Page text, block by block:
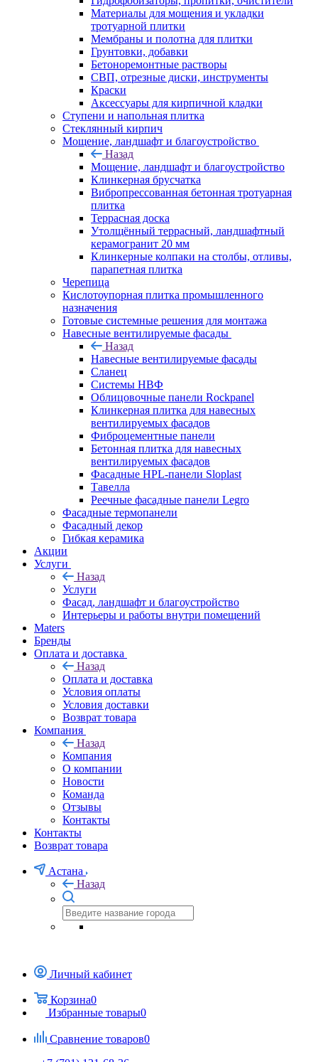
Материалы для мощения и укладки
тротуарной плитки
Мембраны и полотна для плитки
Грунтовки, добавки
Бетоноремонтные растворы
СВП, отрезные диски, инструменты
Краски
Аксессуары для кирпичной кладки
Ступени и напольная плитка
Cтеклянный кирпич
Мощение, ландшафт и благоустройство
Назад
Мощение, ландшафт и благоустройство
Клинкерная брусчатка
Вибропрессованная бетонная тротуарная
плитка
Террасная доска
Утолщённый террасный, ландшафтный
керамогранит 20 мм
Клинкерные колпаки на столбы, отливы,
парапетная плитка
Черепица
Кислотоупорная плитка промышленного
назначения
Готовые системные решения для монтажа
Навесные вентилируемые фасады
Назад
Навесные вентилируемые фасады
Сланец
Системы НВФ
Облицовочные панели Rockpanel
Клинкерная плитка для навесных
вентилируемых фасадов
Фиброцементные панели
Бетонная плитка для навесных
вентилируемых фасадов
Фасадные HPL-панели Sloplast
Тавелла
Реечные фасадные панели Legro
Фасадные термопанели
Фасадный декор
Гибкая керамика
Акции
Услуги
Назад
Услуги
Фасад, ландшафт и благоустройство
Интерьеры и работы внутри помещений
Maters
Бренды
Оплата и доставка
Назад
Оплата и доставка
Условия оплаты
Условия доставки
Возврат товара
Компания
Назад
Компания
О компании
Новости
Команда
Отзывы
Контакты
Контакты
Возврат товара
Астана
Назад
Личный кабинет
Корзина0
Избранные товары0
Сравнение товаров0